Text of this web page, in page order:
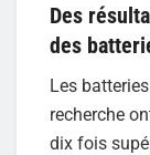
Des
des
Les
recherche
dix fois